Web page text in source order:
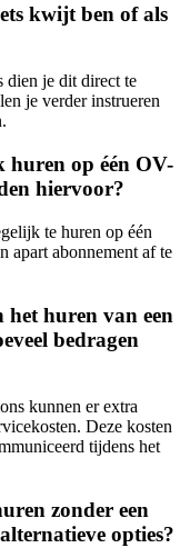
kwijt ben of als
dien je dit direct te
je verder instrueren
huren op één OV-
hiervoor?
te huren op één
apart abonnement af te
huren van een
bedragen
kunnen er extra
Deze kosten
tijdens het
zonder een
opties?